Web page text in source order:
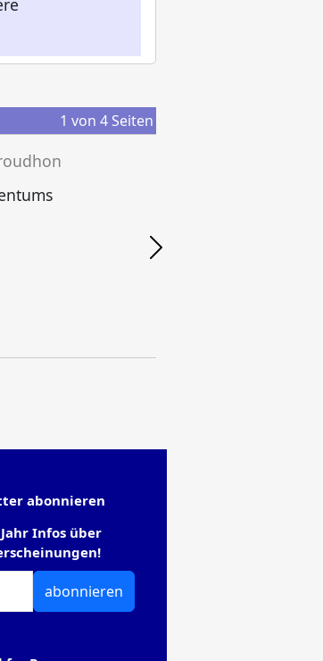
1 von 4Seiten
abonnieren
Infos über
abonnieren